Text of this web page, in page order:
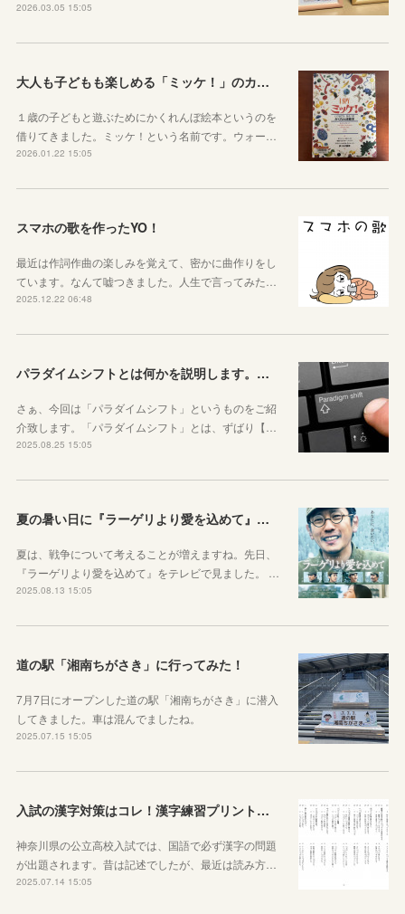
2026.03.05 15:05
大人も子どもも楽しめる「ミッケ！」のカニに翻弄された話
１歳の子どもと遊ぶためにかくれんぼ絵本というのを
借りてきました。ミッケ！という名前です。ウォー…
2026.01.22 15:05
スマホの歌を作ったYO！
最近は作詞作曲の楽しみを覚えて、密かに曲作りをし
ています。なんて嘘つきました。人生で言ってみた…
2025.12.22 06:48
パラダイムシフトとは何かを説明します。あなたも使ってみましょう
さぁ、今回は「パラダイムシフト」というものをご紹
介致します。「パラダイムシフト」とは、ずばり【…
2025.08.25 15:05
夏の暑い日に『ラーゲリより愛を込めて』を見ました
夏は、戦争について考えることが増えますね。先日、
『ラーゲリより愛を込めて』をテレビで見ました。 …
2025.08.13 15:05
道の駅「湘南ちがさき」に行ってみた！
7月7日にオープンした道の駅「湘南ちがさき」に潜入
してきました。車は混んでましたね。
2025.07.15 15:05
入試の漢字対策はコレ！漢字練習プリントのご紹介！
神奈川県の公立高校入試では、国語で必ず漢字の問題
が出題されます。昔は記述でしたが、最近は読み方…
2025.07.14 15:05